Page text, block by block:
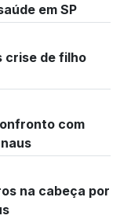
em SP
crise de filho
com
na cabeça por